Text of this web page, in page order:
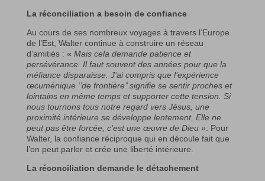
La réconciliation a besoin de confiance
Au cours de ses nombreux voyages à travers l’Europe
de l’Est, Walter continue à construire un réseau
d’amitiés : « Mais cela demande patience et
persévérance. Il faut souvent des années pour que la
méfiance disparaisse. J’ai compris que l’expérience
œcuménique ‘’de frontière’’ signifie se sentir proches et
lointains en même temps et supporter cette tension. Si
nous tournons tous notre regard vers Jésus, une
proximité intérieure se développe lentement. Elle ne
peut pas être forcée, c’est une œuvre de Dieu » . Pour
Walter, la confiance réciproque qui en découle fait que
l’on peut parler et crée une liberté intérieure.
La réconciliation demande le détachement